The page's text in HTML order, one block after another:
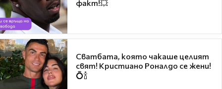
факт!💥
Сватбата, която чакаше целият
свят! Кристиано Роналдо се жени!
💍🍾